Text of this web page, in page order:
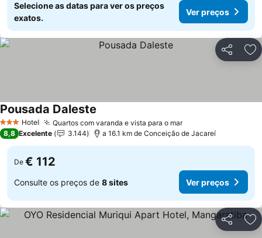
Selecione as datas para ver os preços
exatos.
Ver preços
Partilhar
3 EstrelasHotel Quartos com varanda e vista para o mar
Pousada Daleste
8,8 Excelente 3.144 a 16.1 km de Conceição de Jacareí
De € 112
Consulte os preços de 8 sites Ver preços
Partilhar